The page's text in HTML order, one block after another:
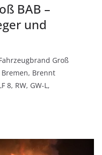
BAB –
und
Groß
Bremen, Brennt
8, RW, GW-L,